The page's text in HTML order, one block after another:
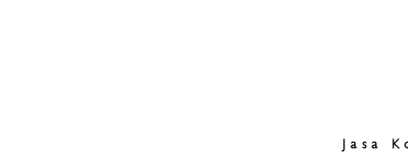
Jasa